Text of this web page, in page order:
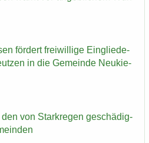
för­dert frei­wil­li­ge Ein­glie­de­
in die Ge­mein­de Neu­kie­
den von Stark­re­gen ge­schä­dig­